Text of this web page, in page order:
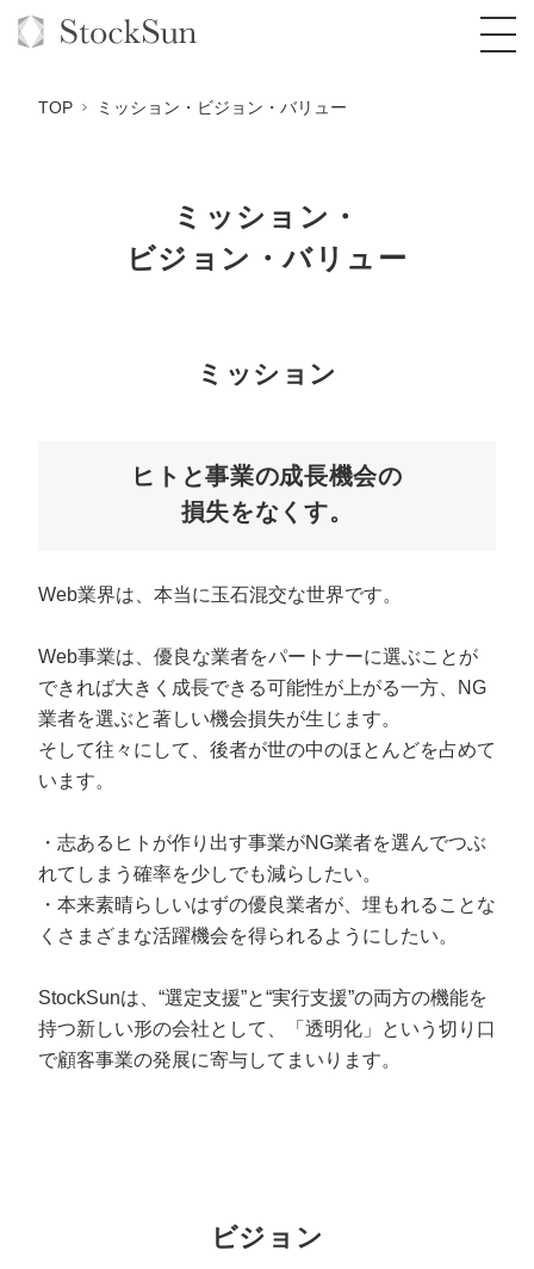
オーダーメイド支援
クレーム窓口
定額制採用代行・RPO『トルトルくん』
営業改善特化の動画制作『動画でカリトルく
定額LINE運用代行『LINEマキトルくん』
格安でAI導入支援『あいのりAI』
1本無料で記事を制作『SEOトライアル』
採用YouTubeチャンネル構築『トリトル』
広告運用
YouTubeディレクター
会社概要・役員紹介
ミッション・ビジョン・バリュー
代表メッセージ（岩野圭佑）
取締役メッセージ（株本祐己）
業務委託
動画ディレクター
営業
正社員
マーケマネージャー
TOP ミッション・ビジョン・バリュー
ミッション・
ビジョン・バリュー
ミッション
ヒトと事業の成長機会の
損失をなくす。
Web業界は、本当に玉石混交な世界です。
Web事業は、優良な業者をパートナーに選ぶことが
できれば大きく成長できる可能性が上がる一方、NG
業者を選ぶと著しい機会損失が生じます。
そして往々にして、後者が世の中のほとんどを占めて
います。
・志あるヒトが作り出す事業がNG業者を選んでつぶ
れてしまう確率を少しでも減らしたい。
・本来素晴らしいはずの優良業者が、埋もれることな
くさまざまな活躍機会を得られるようにしたい。
StockSunは、“選定支援”と“実行支援”の両方の機能を
持つ新しい形の会社として、「透明化」という切り口
で顧客事業の発展に寄与してまいります。
ビジョン